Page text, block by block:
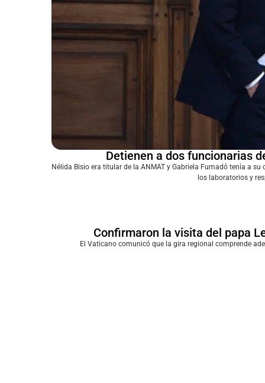
Detienen a dos funcionarias
Nélida Bisio era titular de la ANMAT y Gabriela Fumadó tenía a
los laboratorios y
Confirmaron la visita del papa
El Vaticano comunicó que la gira regional comprende